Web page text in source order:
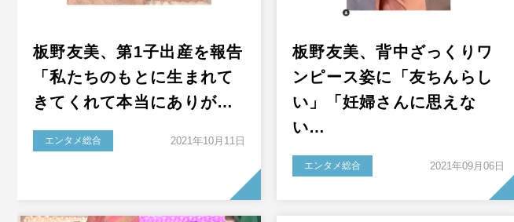
板野友美、第1子出産を報告
「私たちのもとに生まれて
きてくれて本当にありが…
エンタメ総合 2021年10月11日
板野友美、背中ざっくりワ
ンピース姿に「友ちんらし
い」「妊婦さんに思えな
い…
エンタメ総合 2021年09月06日